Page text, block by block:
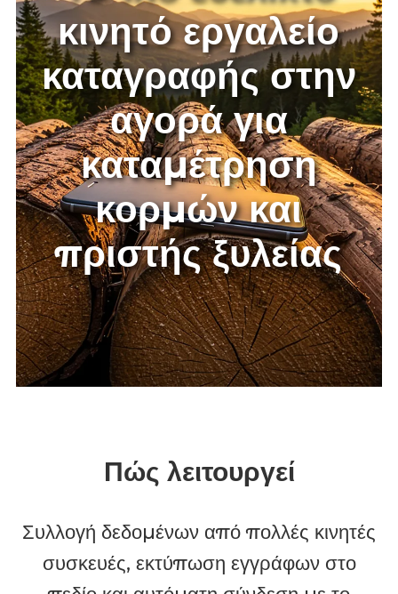
Το πιο ευέλικτο
κινητό εργαλείο
καταγραφής στην
αγορά για
καταμέτρηση
κορμών και
πριστής ξυλείας
Πώς λειτουργεί